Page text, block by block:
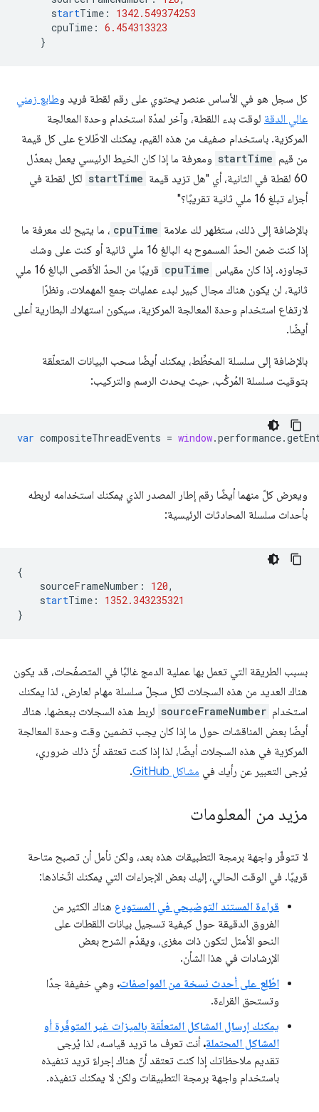
startTime :
1342.549374253
cpuTime : 6.454313323
}
كل سجل هو في الأساس عنصر يحتوي على رقم لقطة فريد وطابع زمني
عالي الدقة لوقت بدء اللقطة، وآخر لمدّة استخدام وحدة المعالجة
المركزية. باستخدام صفيف من هذه القيم، يمكنك الاطّلاع على كل قيمة
من قيم startTime ومعرفة ما إذا كان الخيط الرئيسي يعمل بمعدّل
60 لقطة في الثانية، أي "هل تزيد قيمة
startTime لكل لقطة في
أجزاء تبلغ 16 ملي ثانية تقريبًا؟"
بالإضافة إلى ذلك، ستظهر لك علامة cpuTime ، ما يتيح لك معرفة ما
إذا كنت ضمن الحدّ المسموح به البالغ 16 ملي ثانية أو كنت على وشك
تجاوزه. إذا كان مقياس cpuTime
قريبًا من الحدّ الأقصى البالغ 16 ملي
ثانية، لن يكون هناك مجال كبير لبدء عمليات جمع المهملات، ونظرًا
لارتفاع استخدام وحدة المعالجة المركزية، سيكون استهلاك البطارية أعلى
أيضًا.
بالإضافة إلى سلسلة المخطِّط، يمكنك أيضًا سحب البيانات المتعلّقة
بتوقيت سلسلة المُركِّب، حيث يحدث الرسم والتركيب:
var compositeThreadEvents = window.performance.
ويعرض كلّ منهما أيضًا رقم إطار المصدر الذي يمكنك استخدامه لربطه
بأحداث سلسلة المحادثات الرئيسية:
{
sourceFrameNumber : 120,
startTime :
1352.343235321
}
بسبب الطريقة التي تعمل بها عملية الدمج غالبًا في المتصفّحات، قد يكون
هناك العديد من هذه السجلات لكل سجلّ سلسلة مهام لعارض، لذا يمكنك
استخدام sourceFrameNumber لربط هذه السجلات ببعضها. هناك
أيضًا بعض المناقشات حول ما إذا كان يجب تضمين وقت وحدة المعالجة
المركزية في هذه السجلات أيضًا، لذا إذا كنت تعتقد أنّ ذلك ضروري،
يُرجى التعبير عن رأيك في مشاكل GitHub .
مزيد من المعلومات
لا تتوفّر واجهة برمجة التطبيقات هذه بعد، ولكن نأمل أن تصبح متاحة
قريبًا. في الوقت الحالي، إليك بعض الإجراءات التي يمكنك اتّخاذها:
قراءة المستند التوضيحي في المستودع هناك الكثير من
الفروق الدقيقة حول كيفية تسجيل بيانات اللقطات على
النحو الأمثل لتكون ذات مغزى، ويقدّم الشرح بعض
الإرشادات في هذا الشأن.
اطّلِع على أحدث نسخة من المواصفات. وهي خفيفة جدًا
وتستحق القراءة.
يمكنك إرسال المشاكل المتعلّقة بالميزات غير المتوفّرة أو
المشاكل المحتملة. أنت تعرف ما تريد قياسه، لذا يُرجى
تقديم ملاحظاتك إذا كنت تعتقد أنّ هناك إجراءً تريد تنفيذه
باستخدام واجهة برمجة التطبيقات ولكن لا يمكنك تنفيذه.